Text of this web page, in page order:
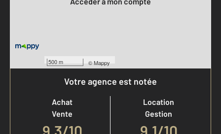
500 m ©Mappy
Votre agence est notée
Achat
Vente
Location
Gestion